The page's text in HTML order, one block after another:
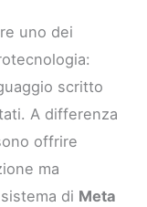
uno dei
scritto
A differenza
offrire
ma
di Meta